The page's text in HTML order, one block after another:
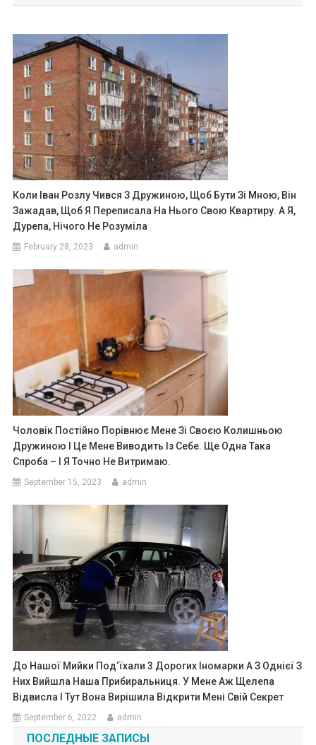
Коли Іван Розлу Чився З Дружиною, Щоб Бути Зі Мною, Він
Зажадав, Щоб Я Переписала На Нього Свою Квартиру. А Я,
Дурепа, Нічого Не Розуміла
February 28, 2023 admin
Чоловік Постійно Порівнює Мене Зі Своєю Колишньою
Дружиною І Це Мене Виводить Із Себе. Ще Одна Така
Спроба – І Я Точно Не Витримаю.
September 15, 2023 admin
До Нашої Мийки Под‘їхали 3 Дорогих Іномарки А З Однієї З
Них Вийшла Наша Прибиральниця. У Мене Аж Щелепа
Відвисла І Тут Вона Вирішила Відкрити Мені Свій Секрет
September 6, 2022 admin
ПОСЛЕДНЫЕ ЗАПИСЫ